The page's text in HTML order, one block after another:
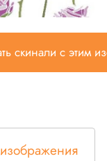
скинали с этим